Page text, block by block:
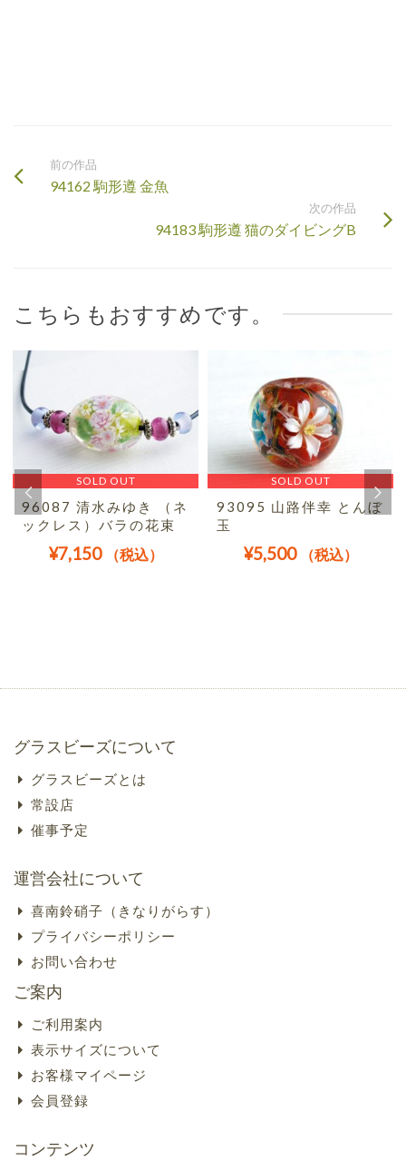
前の作品
94162 駒形遵 金魚
次の作品
94183 駒形遵 猫のダイビングB
こちらもおすすめです。
SOLD OUT
96087 清水みゆき （ネ
ックレス）バラの花束
¥7,150 （税込）
SOLD OUT
93095 山路伴幸 とんぼ
玉
¥5,500 （税込）
グラスビーズについて
グラスビーズとは
常設店
催事予定
運営会社について
喜南鈴硝子（きなりがらす）
プライバシーポリシー
お問い合わせ
ご案内
ご利用案内
表示サイズについて
お客様マイページ
会員登録
コンテンツ